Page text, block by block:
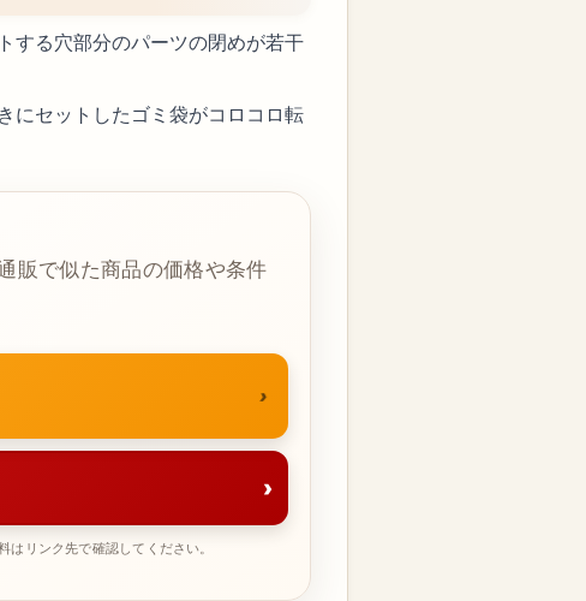
する穴部分のパーツの閉めが若干
にセットしたゴミ袋がコロコロ転
販で似た商品の価格や条件
›
リンク先で確認してください。